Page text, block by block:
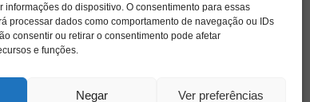
informações do dispositivo. O consentimento para essas
processar dados como comportamento de navegação ou IDs
consentir ou retirar o consentimento pode afetar
e funções.
Negar Ver preferências
saúdesaúde mental
sexualidade sociedade SUS
tecnologia
violência